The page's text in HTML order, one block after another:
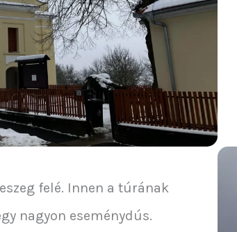
felé. Innen a túrának
nagyon eseménydús.